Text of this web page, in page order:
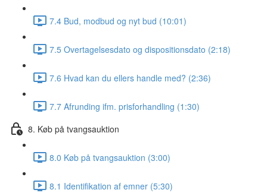
7.4 Bud, modbud og nyt bud (10:01)
7.5 Overtagelsesdato og dispositionsdato (2:18)
7.6 Hvad kan du ellers handle med? (2:36)
7.7 Afrunding ifm. prisforhandling (1:30)
8. Køb på tvangsauktion
8.0 Køb på tvangsauktion (3:00)
8.1 Identifikation af emner (5:30)